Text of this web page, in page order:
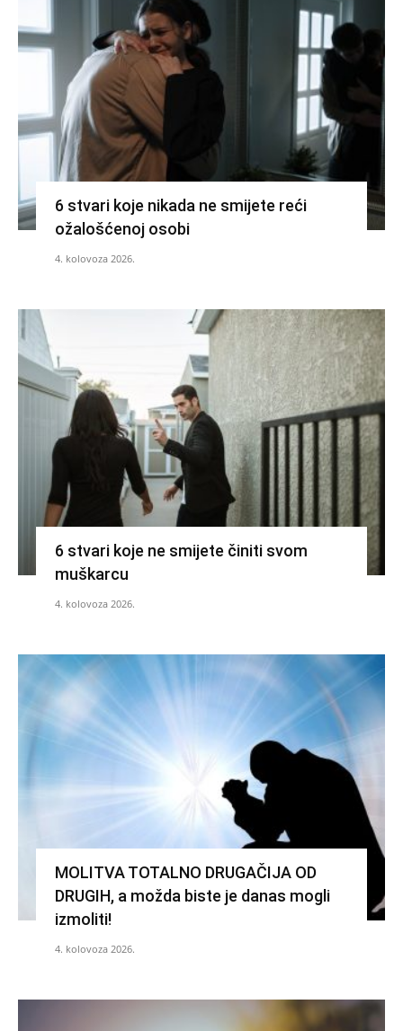
6 stvari koje nikada ne smijete reći
ožalošćenoj osobi
4. kolovoza 2026.
6 stvari koje ne smijete činiti svom
muškarcu
4. kolovoza 2026.
MOLITVA TOTALNO DRUGAČIJA OD
DRUGIH, a možda biste je danas mogli
izmoliti!
4. kolovoza 2026.